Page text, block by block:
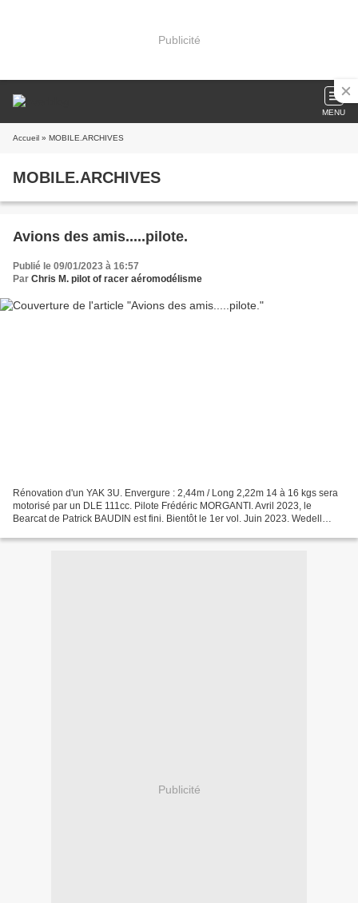
Publicité
MENU
Accueil » MOBILE.ARCHIVES
MOBILE.ARCHIVES
Avions des amis.....pilote.
Publié le 09/01/2023 à 16:57
Par Chris M. pilot of racer aéromodélisme
Rénovation d'un YAK 3U. Envergure : 2,44m / Long 2,22m 14 à 16 kgs sera
motorisé par un DLE 111cc. Pilote Frédéric MORGANTI. Avril 2023, le
Bearcat de Patrick BAUDIN est fini. Bientôt le 1er vol. Juin 2023. Wedell
Publicité